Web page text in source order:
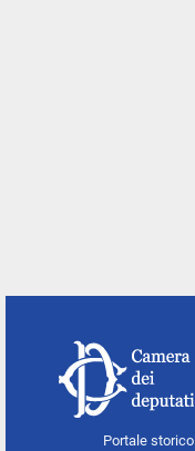
Portale storico